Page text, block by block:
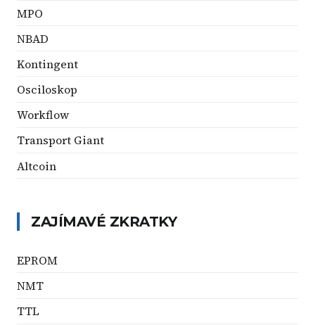
MPO
NBAD
Kontingent
Osciloskop
Workflow
Transport Giant
Altcoin
ZAJÍMAVÉ ZKRATKY
EPROM
NMT
TTL